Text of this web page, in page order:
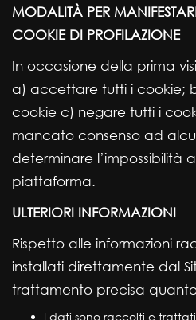
MODALITÀ PER
COOKIE DI PROFILAZIONE
In occasione della prima
a) accettare tutti i cookie;
cookie c) negare tutti i
mancato consenso ad
determinare l’impossibilità
piattaforma.
ULTERIORI INFORMAZIONI
Rispetto alle informazioni
installati direttamente dal
trattamento precisa
I dati sono raccolti e